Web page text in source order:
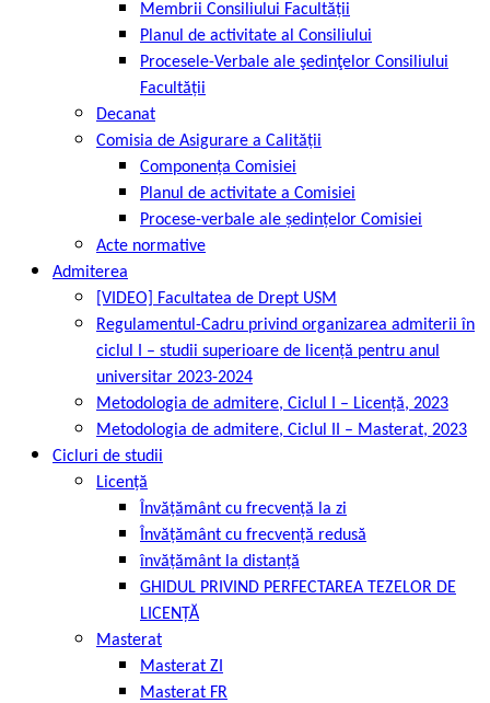
Membrii Consiliului Facultății
Planul de activitate al Consiliului
Procesele-Verbale ale şedinţelor Consiliului
Facultății
Decanat
Comisia de Asigurare a Calității
Componența Comisiei
Planul de activitate a Comisiei
Procese-verbale ale ședințelor Comisiei
Acte normative
Admiterea
[VIDEO] Facultatea de Drept USM
Regulamentul-Cadru privind organizarea admiterii în
ciclul I – studii superioare de licență pentru anul
universitar 2023-2024
Metodologia de admitere, Ciclul I – Licență, 2023
Metodologia de admitere, Ciclul II – Masterat, 2023
Cicluri de studii
Licență
Învățământ cu frecvență la zi
Învățământ cu frecvență redusă
învățământ la distanță
GHIDUL PRIVIND PERFECTAREA TEZELOR DE
LICENȚĂ
Masterat
Masterat ZI
Masterat FR